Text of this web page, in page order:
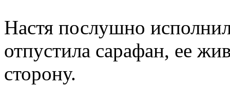
Настя послушно
отпустила сарафан, ее
сторону.